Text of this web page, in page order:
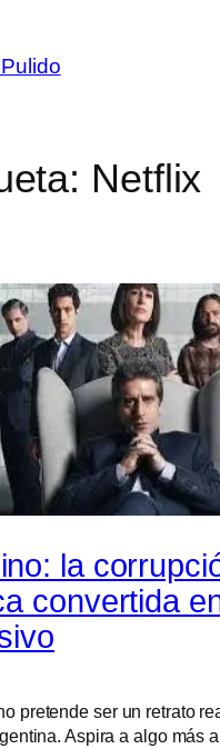
Netflix
la
convertida
pretende ser un retrato
Aspira a algo más